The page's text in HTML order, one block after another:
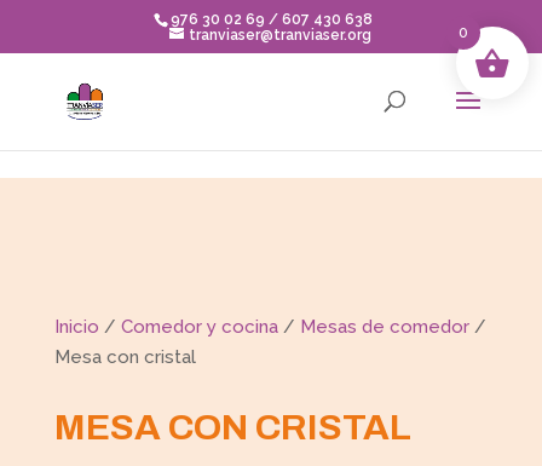
976 30 02 69 / 607 430 638
tranviaser@tranviaser.org
Inicio / Comedor y cocina/ Mesas de comedor/
Mesa con cristal
MESA CON CRISTAL
0